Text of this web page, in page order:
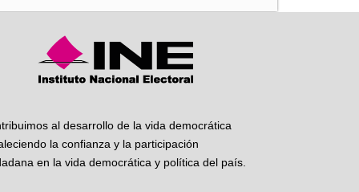
al desarrollo de la vida democrática
la confianza y la participación
en la vida democrática y política del país.